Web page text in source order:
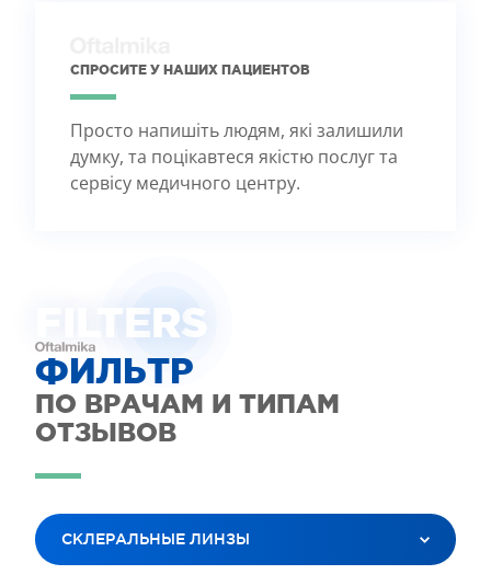
СПРОСИТЕ У НАШИХ ПАЦИЕНТОВ
Просто напишіть людям, які залишили
думку, та поцікавтеся якістю послуг та
сервісу медичного центру.
FILTERS
ФИЛЬТР
ПО ВРАЧАМ И ТИПАМ
ОТЗЫВОВ
СКЛЕРАЛЬНЫЕ ЛИНЗЫ